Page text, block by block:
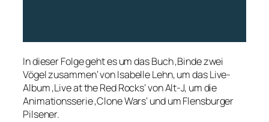
In dieser Folge geht es um das Buch ‚Binde zwei
Vögel zusammen‘ von Isabelle Lehn, um das Live-
Album ‚Live at the Red Rocks‘ von Alt-J, um die
Animationsserie ‚Clone Wars‘ und um Flensburger
Pilsener.